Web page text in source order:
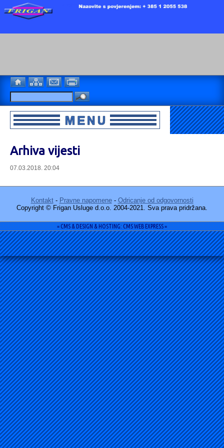
Arhiva vijesti
07.03.2018. 20:04
Kontakt- Pravne napomene- Odricanje od odgovornosti
Copyright © Frigan Usluge d.o.o. 2004-2021. Sva prava pridržana.
= CMS & DESIGN & HOSTING: CMS WEB EXPRESS =